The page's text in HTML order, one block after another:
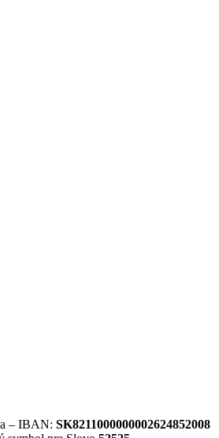
– IBAN: SK8211000000002624852008